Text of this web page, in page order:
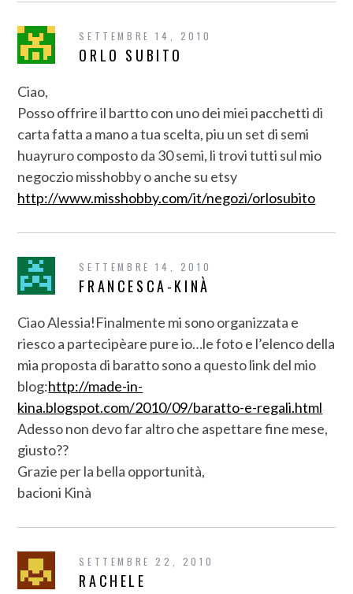
SETTEMBRE 14, 2010
ORLO SUBITO
Ciao,
Posso offrire il bartto con uno dei miei pacchetti di
carta fatta a mano a tua scelta, piu un set di semi
huayruro composto da 30 semi, li trovi tutti sul mio
negoczio misshobby o anche su etsy
http://www.misshobby.com/it/negozi/orlosubito
SETTEMBRE 14, 2010
FRANCESCA-KINÀ
Ciao Alessia!Finalmente mi sono organizzata e
riesco a partecipèare pure io…le foto e l’elenco della
mia proposta di baratto sono a questo link del mio
blog:http://made-in-
kina.blogspot.com/2010/09/baratto-e-regali.html
Adesso non devo far altro che aspettare fine mese,
giusto??
Grazie per la bella opportunità,
bacioni Kinà
SETTEMBRE 22, 2010
RACHELE